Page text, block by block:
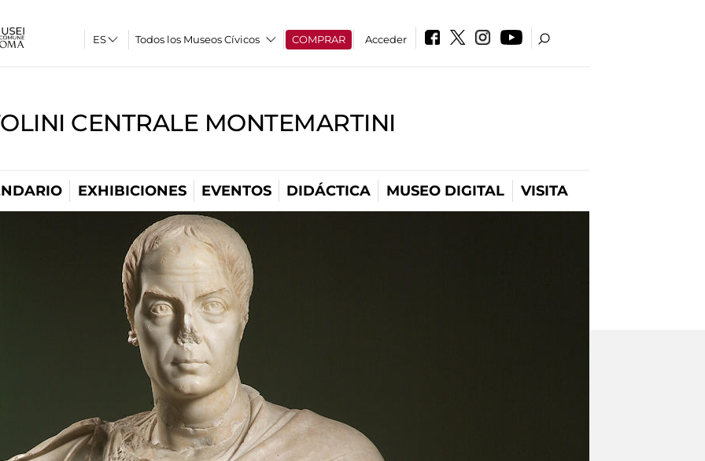
Todos los Museos Cívicos COMPRAR Acceder
CENTRALE MONTEMARTINI
EXHIBICIONES EVENTOS DIDÁCTICA MUSEO DIGITAL VISITA